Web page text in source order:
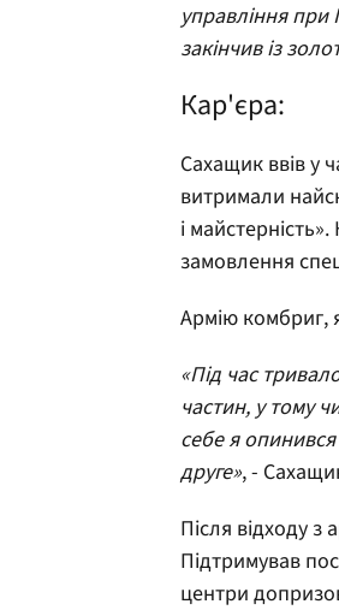
управління при
закінчив із
Кар'єра:
Сахащик ввів у
витримали
і
замовлення
Армію комбриг,
«Під час
частин, у тому
себе я
друге», -
Після відходу
Підтримував
центри